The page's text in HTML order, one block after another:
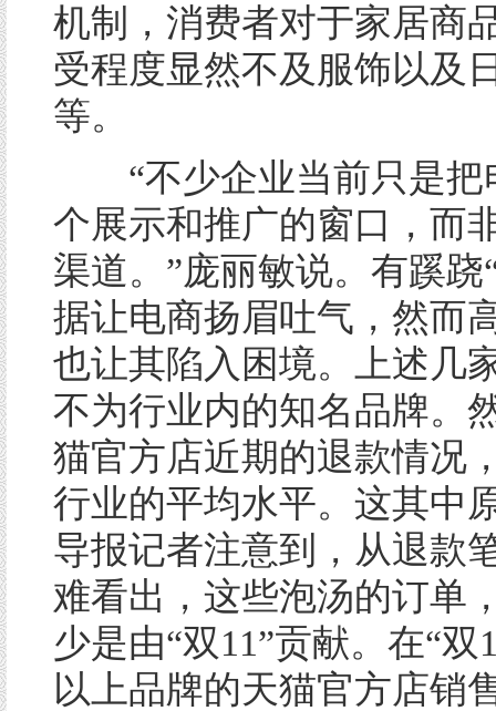
机制，消费者对于家居商
受程度显然不及服饰以及
等。
“不少企业当前只是把
个展示和推广的窗口，而
渠道。”庞丽敏说。有蹊跷
据让电商扬眉吐气，然而
也让其陷入困境。上述几
不为行业内的知名品牌。
猫官方店近期的退款情况
行业的平均水平。这其中
导报记者注意到，从退款
难看出，这些泡汤的订单
少是由“双11”贡献。在“双
以上品牌的天猫官方店销